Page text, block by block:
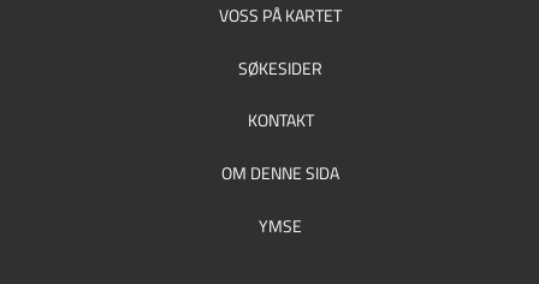
VOSS PÅ KARTET
SØKESIDER
KONTAKT
OM DENNE SIDA
YMSE